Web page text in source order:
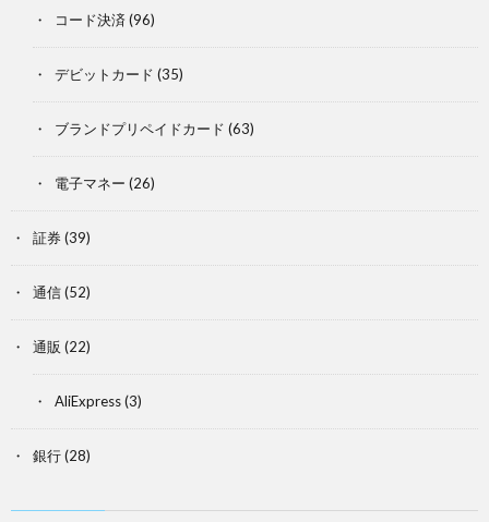
コード決済 (96)
デビットカード (35)
ブランドプリペイドカード (63)
電子マネー (26)
証券(39)
通信(52)
通販 (22)
AliExpress(3)
銀行(28)